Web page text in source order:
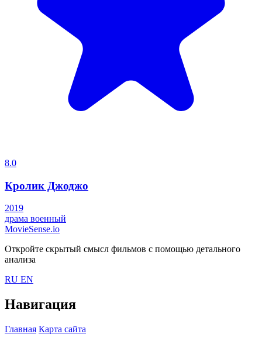
8.0
Кролик Джоджо
2019
драма военный
MovieSense.io
Откройте скрытый смысл фильмов с помощью детального
анализа
RU EN
Навигация
Главная Карта сайта